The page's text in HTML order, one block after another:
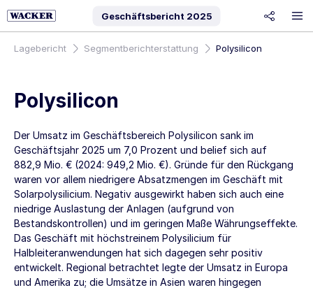
Geschäftsbericht 2025
Lagebericht
Segmentberichterstattung Polysilicon
Polysilicon
Der Umsatz im Geschäftsbereich Polysilicon sank im
Geschäftsjahr 2025 um 7,0 Prozent und belief sich auf
882,9 Mio. € (2024: 949,2 Mio. €). Gründe für den Rückgang
waren vor allem niedrigere Absatzmengen im Geschäft mit
Solarpolysilicium. Negativ ausgewirkt haben sich auch eine
niedrige Auslastung der Anlagen (aufgrund von
Bestandskontrollen) und im geringen Maße Währungseffekte.
Das Geschäft mit höchstreinem Polysilicium für
Halbleiteranwendungen hat sich dagegen sehr positiv
entwickelt. Regional betrachtet legte der Umsatz in Europa
und Amerika zu; die Umsätze in Asien waren hingegen